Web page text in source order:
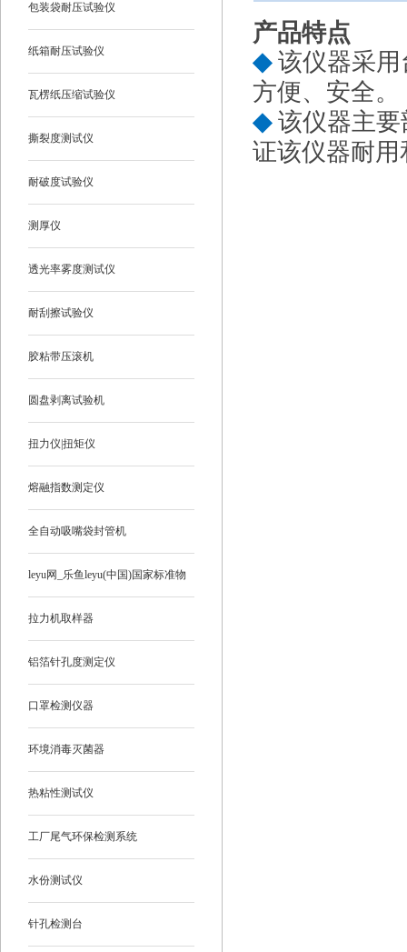
包装袋耐压试验仪
纸箱耐压试验仪
瓦楞纸压缩试验仪
撕裂度测试仪
耐破度试验仪
测厚仪
透光率雾度测试仪
耐刮擦试验仪
胶粘带压滚机
圆盘剥离试验机
扭力仪|扭矩仪
熔融指数测定仪
全自动吸嘴袋封管机
leyu网_乐鱼leyu(中国)国家标准物
质
拉力机取样器
铝箔针孔度测定仪
口罩检测仪器
环境消毒灭菌器
热粘性测试仪
工厂尾气环保检测系统
水份测试仪
针孔检测台
产品特点
◆ 该仪器采
方便、安全。
◆ 该仪器主
证该仪器耐